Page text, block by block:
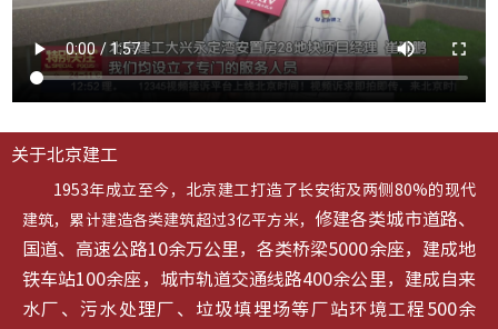
关于北京建工
1953年成立至今，北京建工打造了长安街及两侧80%的现代
建筑，累计建造各类建筑超过3亿平方米， 修建各类城市道路、
国道、高速公路10余万公里，各类桥梁5000余座，建成地
铁车站100余座，城市轨道交通线路400余公里，建成自来
水厂、污水处理厂、垃圾填埋场等厂站环境工程500余